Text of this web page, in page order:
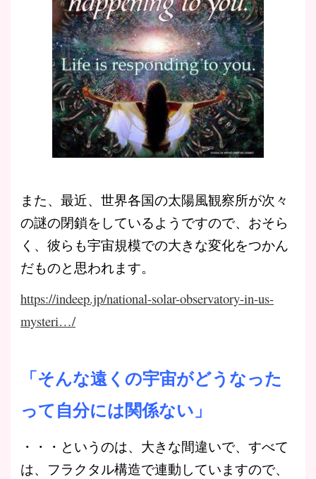
また、最近、世界各国の太陽風観察所が次々
の謎の閉鎖をしているようですので、おそら
く、彼らも宇宙規模での大きな変化をつかん
だものと思われます。
https://indeep.jp/national-solar-observatory-in-us-
mysteri…/
「そんな遠くの宇宙がどうなった
って自分には関係ない」
・・・というのは、大きな間違いで、すべて
は、フラクタル構造で連動していますので、